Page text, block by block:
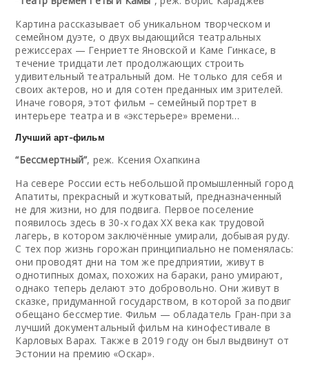
Картина рассказывает об уникальном творческом и
семейном дуэте, о двух выдающийся театральных
режиссерах — Генриетте Яновской и Каме Гинкасе, в
течение тридцати лет продолжающих строить
удивительный театральный дом. Не только для себя и
своих актеров, но и для сотен преданных им зрителей.
Иначе говоря, этот фильм – семейный портрет в
интерьере театра и в «экстерьере» времени…
Лучший арт-фильм
“Бессмертный”, реж. Ксения Охапкина
На севере России есть небольшой промышленный город
Апатиты, прекрасный и жутковатый, предназначенный
не для жизни, но для подвига. Первое поселение
появилось здесь в 30-х годах XX века как трудовой
лагерь, в котором заключённые умирали, добывая руду.
С тех пор жизнь горожан принципиально не поменялась:
они проводят дни на том же предприятии, живут в
однотипных домах, похожих на бараки, рано умирают,
однако теперь делают это добровольно. Они живут в
сказке, придуманной государством, в которой за подвиг
обещано бессмертие. Фильм — обладатель Гран-при за
лучший документальный фильм на кинофестивале в
Карловых Варах. Также в 2019 году он был выдвинут от
Эстонии на премию «Оскар».